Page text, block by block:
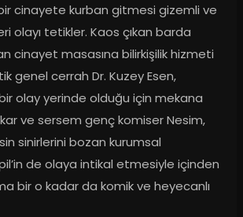
cinayete kurban gitmesi gizemli ve
olayı tetikler. Kaos çıkan barda
cinayet masasına bilirkişilik hizmeti
genel cerrah Dr. Kuzey Esen,
olay yerinde olduğu için mekana
ve sersem genç komiser Nesim,
sinirlerini bozan kurumsal
de olaya intikal etmesiyle içinden
bir o kadar da komik ve heyecanlı